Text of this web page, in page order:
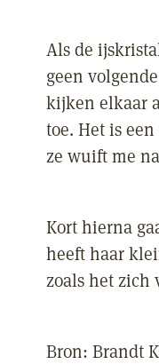
Als de
geen
kijken elkaar
toe. Het is
ze wuift me
Kort hierna
heeft haar
zoals het zich
Bron: Brandt